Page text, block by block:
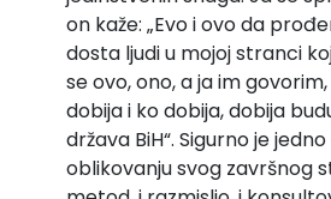
on kaže: „Evo i ovo da
dosta ljudi u mojoj stranci
se ovo, ono, a ja im
dobija i ko dobija, dobija
država BiH“. Sigurno je
oblikovanju svog završnog